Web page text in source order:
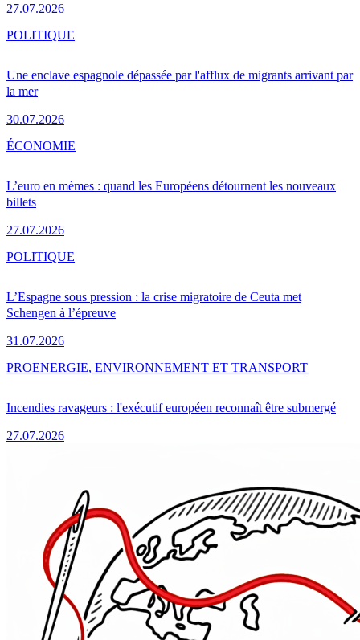
27.07.2026
Une enclave espagnole dépassée par l'afflux de migrants arrivant par
la mer
30.07.2026
POLITIQUE
L’euro en mèmes : quand les Européens détournent les nouveaux
billets
27.07.2026
ÉCONOMIE
L’Espagne sous pression : la crise migratoire de Ceuta met
Schengen à l’épreuve
31.07.2026
POLITIQUE
Incendies ravageurs : l'exécutif européen reconnaît être submergé
27.07.2026
PROENERGIE, ENVIRONNEMENT ET TRANSPORT